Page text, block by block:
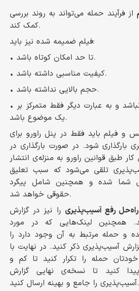
از فرآیند حمله می‌تواند به روند بررسی
کمک کند.
فیلم ضمیمه شده نیز باید:
• تا حد امکان کوتاه باشد.
• کیفیت مناسبی داشته باشد.
• حجم بالایی نداشته باشد.
• شامل موارد متفرقه نباشد و به عبارت دیگر فقط متمرکز بر
یک موضوع باشد.
و فیلم باید فقط در پنل راورو برای
بارگذاری شود. در صورت بارگذاری در
طبق قوانین راورو به منزله‌ی انتشار
تلقی می‌شود که سبب تعلیق
شما شده و همچنین شامل پیگرد
حقوقی خواهد شد.
راه‌حل رفع آسیب‌پذیری را نیز در گزارش
همچنین لینک‌هایی که در مورد
و حمله مرتبط به آن وجود دارد را
آسیب‌پذیری ذکر کنید. در نهایت با
حمله را تکرار کنید تا کم و
کنید تا نسخه‌ی نهایی گزارش
آسیب‌پذیری را جامع و بهینه ارسال کنید.